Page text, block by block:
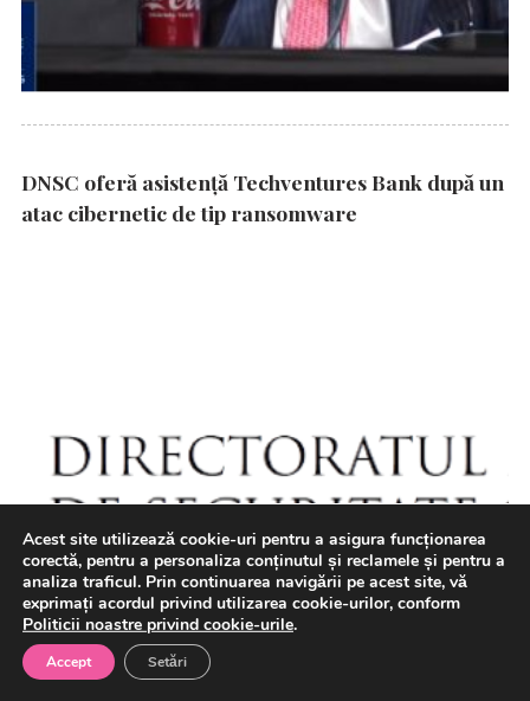
DNSC oferă asistență Techventures Bank după un
atac cibernetic de tip ransomware
Acest site utilizează cookie-uri pentru a asigura funcționarea
corectă, pentru a personaliza conținutul și reclamele și pentru a
analiza traficul. Prin continuarea navigării pe acest site, vă
exprimați acordul privind utilizarea cookie-urilor, conform
Politicii noastre privind cookie-urile.
Accept Setări